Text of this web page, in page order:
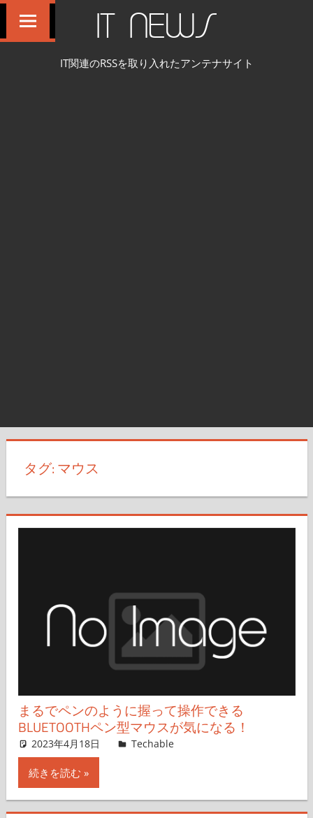
IT NEWS
IT関連のRSSを取り入れたアンテナサイト
タグ:マウス
まるでペンのように握って操作できる
BLUETOOTHペン型マウスが気になる！
2023年4月18日 山田真由子
Techable
続きを読む